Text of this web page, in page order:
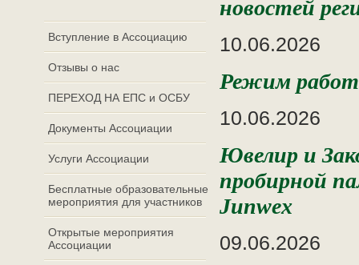
Вступление в Ассоциацию
Отзывы о нас
ПЕРЕХОД НА ЕПС и ОСБУ
Документы Ассоциации
Услуги Ассоциации
Бесплатные образовательные
мероприятия для участников
Открытые мероприятия
Ассоциации
новостей
10.06.2026
Режим
10.06.2026
Ювелир и
пробирной
Junwex
09.06.2026